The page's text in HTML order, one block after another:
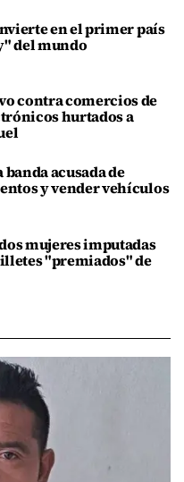
en el primer país
del mundo
contra comercios de
hurtados a
acusada de
y vender vehículos
mujeres imputadas
"premiados" de